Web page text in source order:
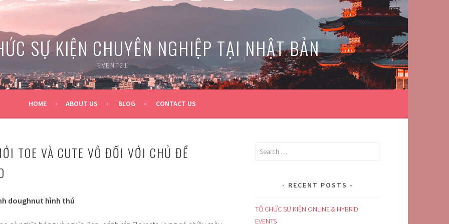
SỰ KIỆN CHUYÊN NGHIỆP TẠI NHẬT BẢN
EVENT21
HOME ABOUT US BLOG CONTACT US
TOE VÀ CUTE VÔ ĐỐI VỚI CHỦ ĐỀ
doughnut hình thú
Search
RECENT POSTS
TỔ CHỨC SỰ KIỆN ONLINE & HYBRID
EVENTS